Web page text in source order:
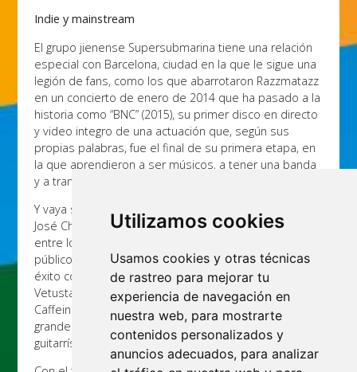
Utilizamos cookies
Usamos cookies y otras técnicas
de rastreo para mejorar tu
experiencia de navegación en
nuestra web, para mostrarte
contenidos personalizados y
anuncios adecuados, para analizar
Indie y mainstream
El grupo jienense Supersubmarina tiene una relación
especial con Barcelona, ciudad en la que le sigue una
legión de fans, como los que abarrotaron Razzmatazz
en un concierto de enero de 2014 que ha pasado a la
historia como “BNC” (2015), su primer disco en directo
y video integro de una actuación que, según sus
propias palabras, fue el final de su primera etapa, en
la que aprendieron a ser músicos, a tener una banda
y a transmitir emoción.
Y vaya si el grupo que lidera el cantante y guitarrista
José Chino lo ha logrado. Porque su sonido se mueve
entre lo alternativo y unas melodías aptas para todos
públicos, con grandiosidad, estribillos pegadizos y
éxito considerable, jugando en la misma liga que
Vetusta Morla, Lori Meyers, Izal, Second o Miss
Caffeina. Sus canciones giran alrededor de la
grandeza y a lo trágico del amor con épica vocal y
guitarrística.